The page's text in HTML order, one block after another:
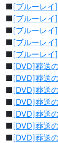
■[ブルーレイ
■[ブルーレイ
■[ブルーレイ
■[ブルーレイ
■[ブルーレイ
■[DVD]葬送
■[DVD]葬送
■[DVD]葬送
■[DVD]葬送
■[DVD]葬送
■[DVD]葬送
■[DVD]葬送